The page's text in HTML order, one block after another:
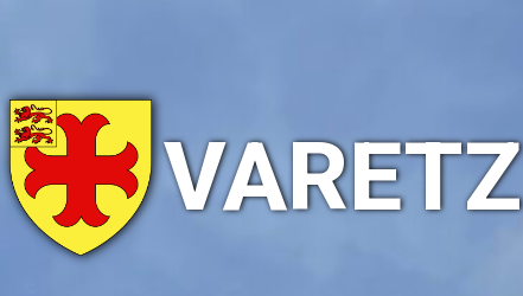
VARETZ